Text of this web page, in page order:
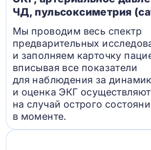
ЧД, пульсоксиметрия
Мы проводим весь спектр
предварительных
и заполняем карточку
вписывая все показатели
для наблюдения за
и оценка ЭКГ
на случай острого
в моменте.